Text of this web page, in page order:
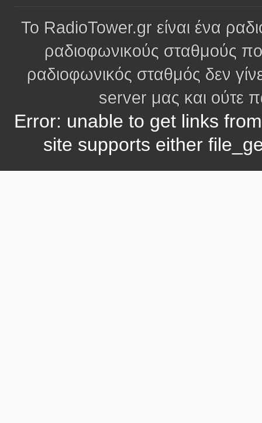
Το RadioTower.gr είναι ένα
ραδιοφωνικούς σταθμούς
ραδιοφωνικός σταθμός δεν
server μας και ούτε
Error: unable to get links
site supports either